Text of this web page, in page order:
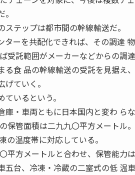
テップは都市間の幹線輸送だ。
ターを共配化できれば、その調達
受託範囲がメーカーなどからの調
る食 品の幹線輸送の受託を見据え
ていく。
いるという。
・車両ともに日本国内と変わ ら
保管面積は二九九〇平方メートル。
の温度帯に対応している。
平方メートルと合わせ、保管能力
五台、冷凍・冷蔵の二室式の低 温